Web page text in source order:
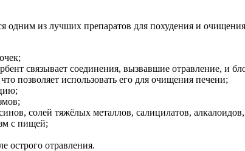
одним из лучших препаратов для похудения и
связывает соединения, вызвавшие отравление, и
позволяет использовать его для очищения печени;
солей тяжёлых металлов, салицилатов,
с пищей;
острого отравления.